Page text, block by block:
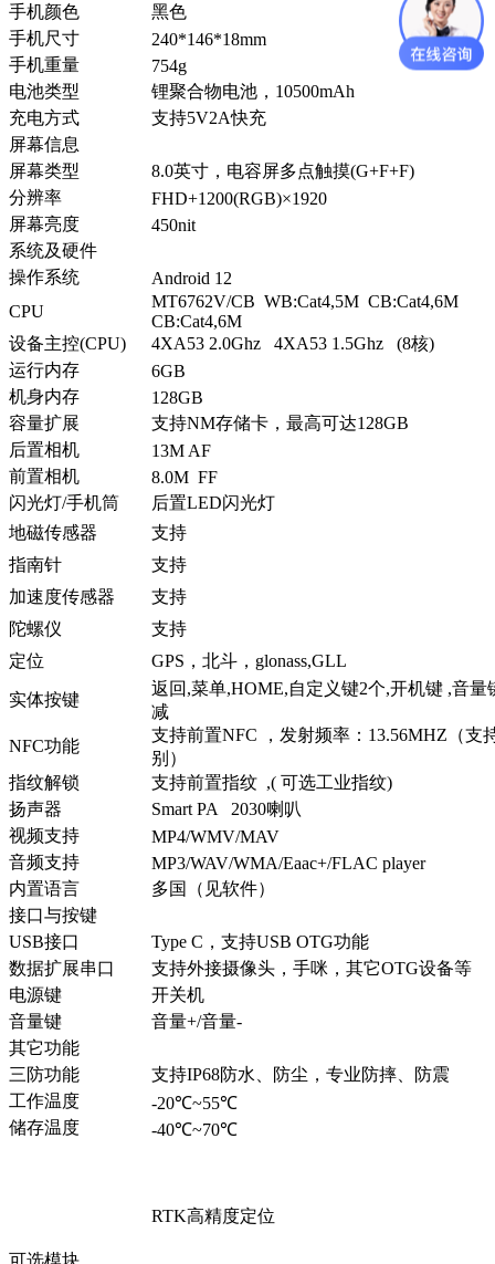
手机颜色
黑色
手机尺寸
240*146*18mm
手机重量
754g
电池类型
锂聚合物电池，10500mAh
充电方式
支持5V2A快充
屏幕信息
屏幕类型
8.0英寸，电容屏多点触摸(G+F+F)
分辨率
FHD+1200(RGB)×1920
屏幕亮度
450nit
系统及硬件
操作系统
Android 12
CPU
MT6762V/CB WB:Cat4,5M CB:Cat4,6M
CB:Cat4,6M
设备主控(CPU)
4XA53 2.0Ghz 4XA53 1.5Ghz (8核)
运行内存
6GB
机身内存
128GB
容量扩展
支持NM存储卡，最高可达128GB
后置相机
13M AF
前置相机
8.0M FF
闪光灯/手机筒
后置LED闪光灯
地磁传感器
支持
指南针
支持
加速度传感器
支持
陀螺仪
支持
定位
GPS，北斗，glonass,GLL
实体按键
返回,菜单,HOME,自定义键2个,开机键 ,音量
减
NFC功能
支持前置NFC ，发射频率：13.56MHZ（支
别）
指纹解锁
支持前置指纹 ,( 可选工业指纹)
扬声器
Smart PA 2030喇叭
视频支持
MP4/WMV/MAV
音频支持
MP3/WAV/WMA/Eaac+/FLAC player
内置语言
多国（见软件）
接口与按键
USB接口
Type C，支持USB OTG功能
数据扩展串口
支持外接摄像头，手咪，其它OTG设备等
电源键
开关机
音量键
音量+/音量-
其它功能
三防功能
支持IP68防水、防尘，专业防摔、防震
工作温度
-20℃~55℃
储存温度
-40℃~70℃
可选模块
RTK高精度定位